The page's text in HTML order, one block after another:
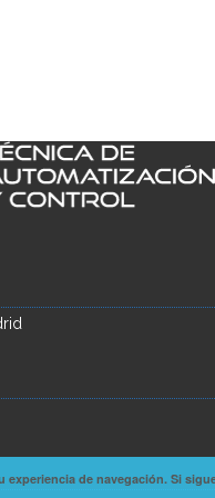
de navegación. Si